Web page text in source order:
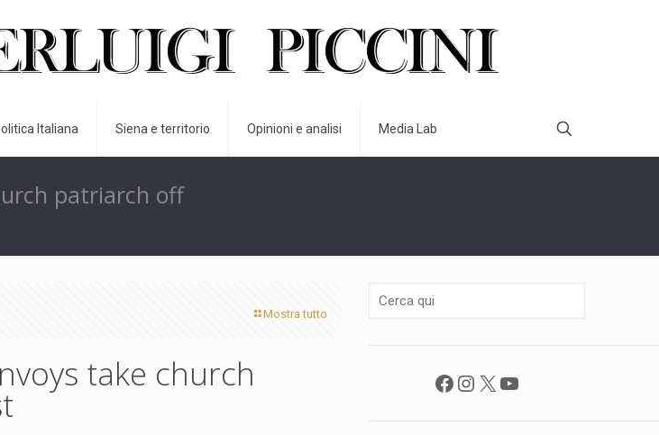
Italiana Siena e territorio Opinioni e analisi Media Lab
patriarch off
Mostra tutto
take church Facebook
Instagram
X YouTube